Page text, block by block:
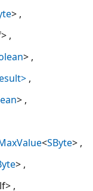
>
>
>
<SByte>
>